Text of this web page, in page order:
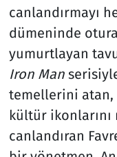
canlandırmayı
dümeninde
yumurtlayan
Iron Man
temellerini atan,
kültür
canlandıran